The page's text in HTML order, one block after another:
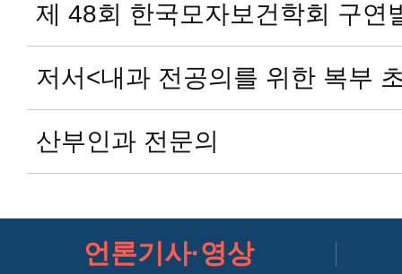
제 48회 한국모자보건학회 구연
저서<내과 전공의를 위한 복부
산부인과 전문의
언론기사·영상